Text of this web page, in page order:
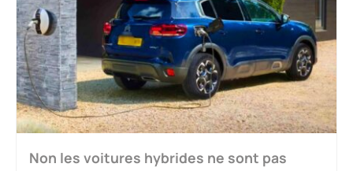
Non les voitures hybrides ne sont pas